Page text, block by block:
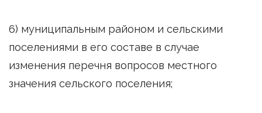
6) муниципальным районом и сельскими
поселениями в его составе в случае
изменения перечня вопросов местного
значения сельского поселения;